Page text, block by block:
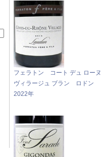
フェラトン コート デュ ロー
ヴィラージュ ブラン ロドン
2022年